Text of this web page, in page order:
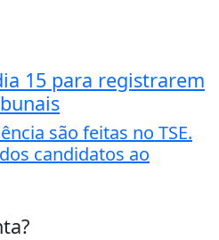
15 para registrarem
são feitas no TSE.
candidatos ao